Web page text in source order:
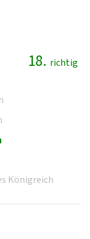
18. richtig
Königreich